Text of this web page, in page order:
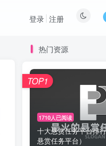
登录 注册
热门资源
1710人已阅读
十大悬赏任务平台排
悬赏任务平台）
TOP1